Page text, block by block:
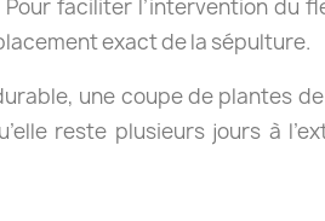
faciliter l’intervention du
exact de la sépulture.
une coupe de plantes
reste plusieurs jours à